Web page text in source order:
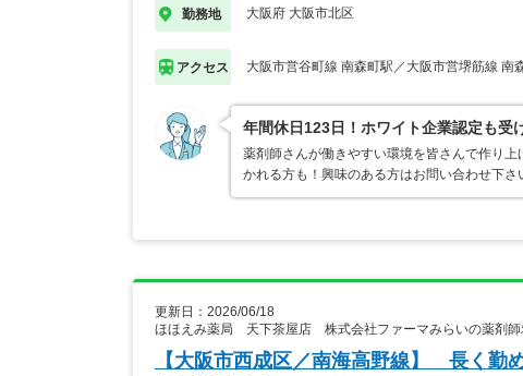
勤務地 大阪府 大阪市北区
アクセス 大阪市営谷町線 南森町駅／大阪市営堺筋線 南
年間休日123日！ホワイト企業認定も受
薬剤師さんが働きやすい環境を皆さんで作り
かれる方も！興味のある方はお問い合わせ下さ
更新日：2026/06/18
ほほえみ薬局 天下茶屋店 株式会社ファーマみらいの薬剤師
【大阪市西成区／南海高野線】 長く勤